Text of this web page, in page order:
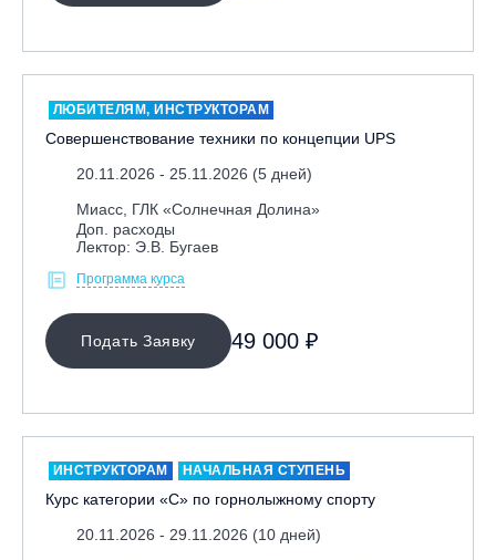
ЛЮБИТЕЛЯМ, ИНСТРУКТОРАМ
Совершенствование техники по концепции UPS
20.11.2026 - 25.11.2026 (5 дней)
Миасс, ГЛК «Солнечная Долина»
Доп. расходы
Лектор: Э.В. Бугаев
Программа курса
Подать Заявку 49 000 ₽
ИНСТРУКТОРАМ НАЧАЛЬНАЯ СТУПЕНЬ
Курс категории «С» по горнолыжному спорту
20.11.2026 - 29.11.2026 (10 дней)